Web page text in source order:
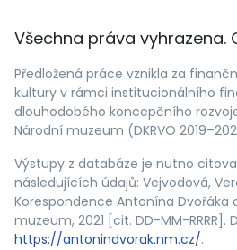
Všechna práva vyhrazena.
Předložená práce vznikla za
kultury v rámci institucionálního
dlouhodobého koncepčního
Národní muzeum (DKRVO
Výstupy z databáze je nutno
následujících údajů: Vejvodová,
Korespondence Antonína Dvořáka
muzeum, 2021 [cit. DD-MM-RRRR].
https://antonindvorak.nm.cz/.